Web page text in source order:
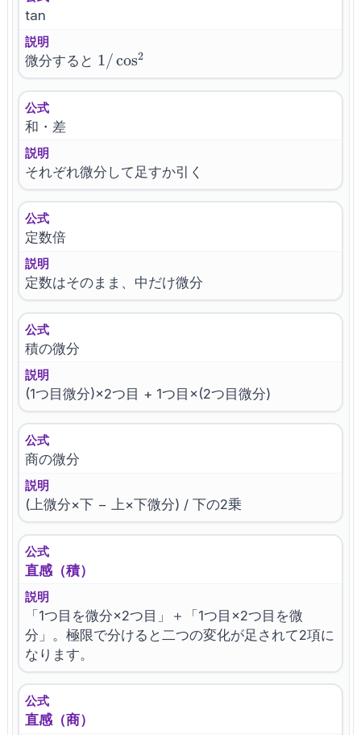
tan
説明
微分すると 1/\cos^2
1/cos2
公式
和・差
説明
それぞれ微分して足すか引く
公式
定数倍
説明
定数はそのまま、中だけ微分
公式
積の微分
説明
(1つ目微分)×2つ目 + 1つ目×(2つ目微分)
公式
商の微分
説明
(上微分×下 − 上×下微分) / 下の2乗
公式
直感（積）
説明
「1つ目を微分×2つ目」＋「1つ目×2つ目を微
分」。極限で分けると二つの変化が足されて2項に
なります。
公式
直感（商）